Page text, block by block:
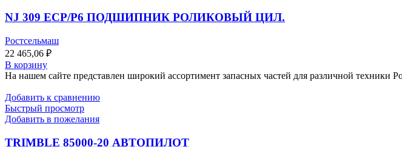
NJ 309 ECP/P6 ПОДШИПНИК РОЛИКОВЫЙ ЦИЛ.
Ростсельмаш
22 465,06 ₽
В корзину
На нашем сайте представлен широкий ассортимент запасных частей для различной техники
Добавить к сравнению
Быстрый просмотр
Добавить в пожелания
TRIMBLE 85000-20 АВТОПИЛОТ